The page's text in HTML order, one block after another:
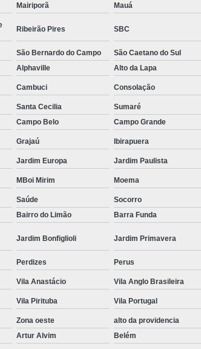
Tratamento para
Tratamento Hiperbárico
Tratamento Hiperbárico de
Tratamento Hiperbárico
Tratamento
Tratamento
Tratamento
Tratamento
Tratamento
Tratamento Hiperbárica
Tratamento
Tratamento
Tratamento por
Tratamento de
Tratamento de
Tratamento de
Mairiporã Mauá
Ribeirão Pires SBC
São Bernardo do Campo São Caetano do Sul
Alphaville Alto da Lapa
Cambuci Consolação
Santa Cecilia Sumaré
Campo Belo Campo Grande
Grajaú Ibirapuera
Jardim Europa Jardim Paulista
MBoi Mirim Moema
Saúde Socorro
Bairro do Limão Barra Funda
Jardim Bonfiglioli Jardim Primavera
Perdizes Perus
Vila Anastácio Vila Anglo Brasileira
Vila Pirituba Vila Portugal
Zona oeste alto da providencia
Artur Alvim Belém